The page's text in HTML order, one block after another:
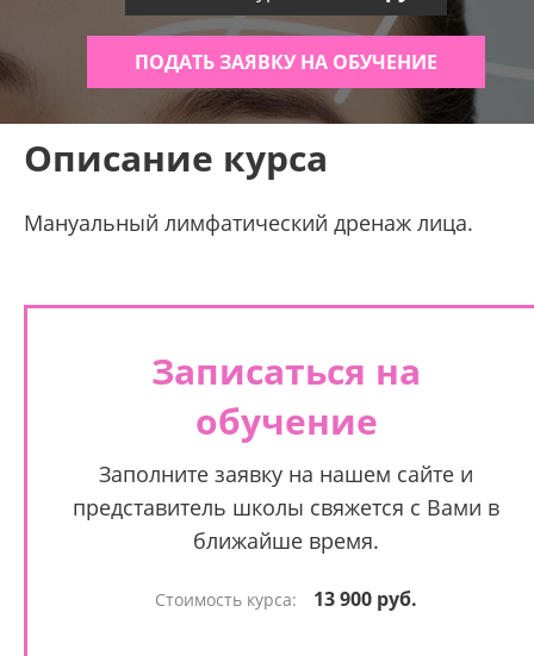
ПОДАТЬ ЗАЯВКУ НА ОБУЧЕНИЕ
Описание курса
Мануальный лимфатический дренаж лица.
Записаться на
обучение
Заполните заявку на нашем сайте и
представитель школы свяжется с Вами в
ближайше время.
Стоимость курса: 13 900 руб.